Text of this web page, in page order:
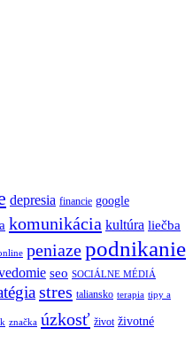
depresia financie google
komunikácia kultúra liečba
peniazepodnikanie
seo SOCIÁLNE MÉDIÁ
stres taliansko terapia tipy a
značka úzkosť život životné